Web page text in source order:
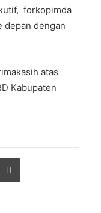
forkopimda
depan dengan
atas
Kabupaten
Print